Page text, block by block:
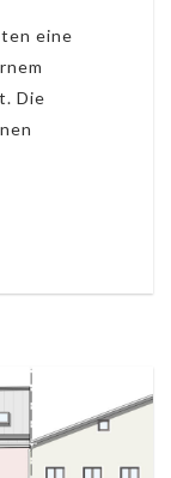
eine
Die